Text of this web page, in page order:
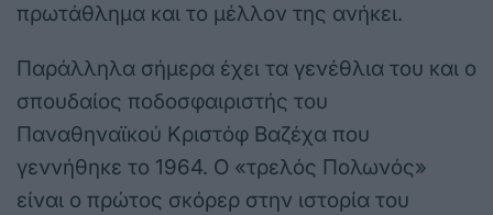
πρωτάθλημα και το μέλλον της ανήκει.
Παράλληλα σήμερα έχει τα γενέθλια του και ο
σπουδαίος ποδοσφαιριστής του
Παναθηναϊκού Κριστόφ Βαζέχα που
γεννήθηκε το 1964. Ο «τρελός Πολωνός»
είναι ο πρώτος σκόρερ στην ιστορία του